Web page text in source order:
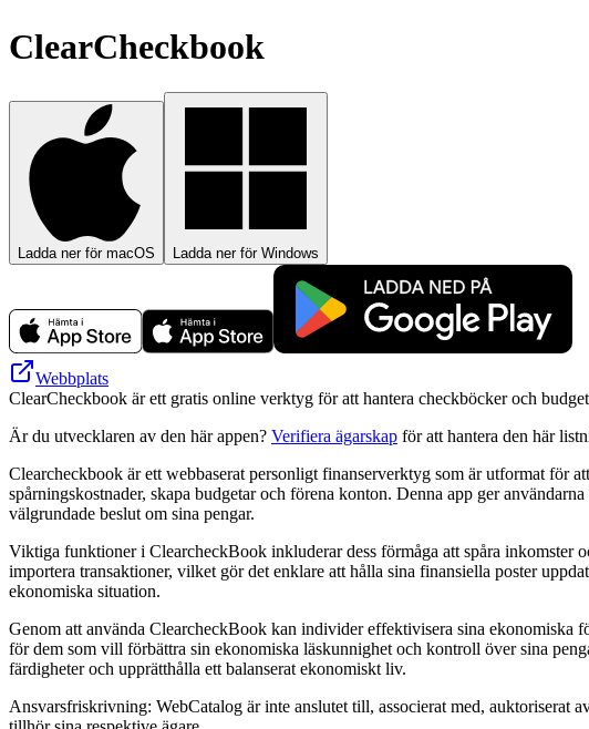
ClearCheckbook
Ladda ner för macOS Ladda ner för Windows
Webbplats
ClearCheckbook är ett gratis online verktyg för att hantera checkböcker och
Är du utvecklaren av den här appen? Verifiera ägarskap för att hantera den här
Clearcheckbook är ett webbaserat personligt finanserverktyg som är utformat för
spårningskostnader, skapa budgetar och förena konton. Denna app ger
välgrundade beslut om sina pengar.
Viktiga funktioner i ClearcheckBook inkluderar dess förmåga att spåra inkomster
importera transaktioner, vilket gör det enklare att hålla sina finansiella poster
ekonomiska situation.
Genom att använda ClearcheckBook kan individer effektivisera sina ekonomiska
för dem som vill förbättra sin ekonomiska läskunnighet och kontroll över sina
färdigheter och upprätthålla ett balanserat ekonomiskt liv.
Ansvarsfriskrivning: WebCatalog är inte anslutet till, associerat med,